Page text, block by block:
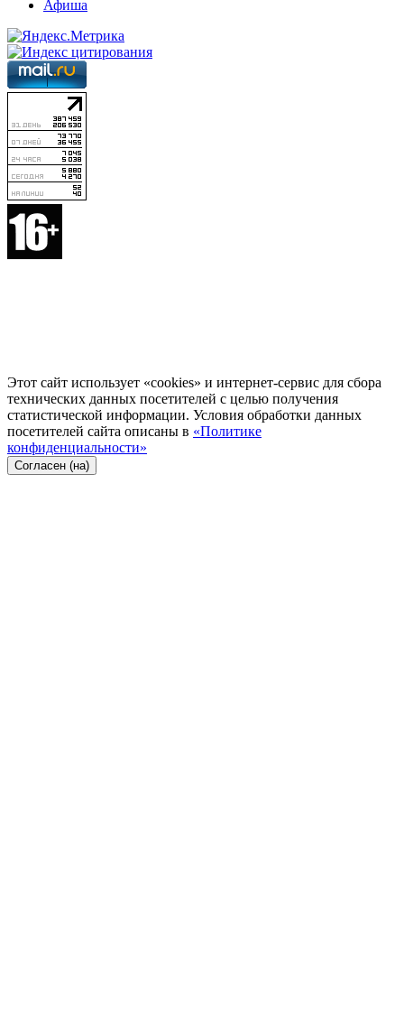
Афиша
Этот сайт использует «cookies» и интернет-сервис для сбора
технических данных посетителей с целью получения
статистической информации. Условия обработки данных
посетителей сайта описаны в «Политике
конфиденциальности»
Согласен (на)